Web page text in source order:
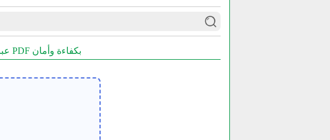
ضغط PDF - ضغط PDF عبر الإنترنت مجانًا، باستخدام خوارزميات ضغط احترافية، ضغط ملفات PDF بكفاءة وأمان